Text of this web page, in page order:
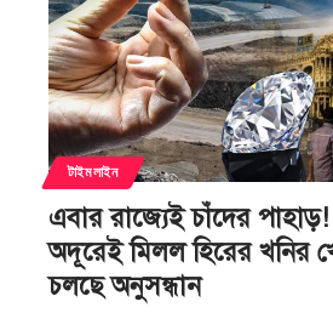
টাইমলাইন
এবার রাজ্যেই চাঁদের
অদূরেই মিলল হিরের খনির
চলছে অনুসন্ধান